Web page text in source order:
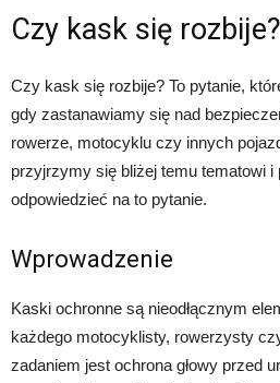
Czy kask się rozbije?
Czy kask się rozbije? To pytanie,
gdy zastanawiamy się nad
rowerze, motocyklu czy innych
przyjrzymy się bliżej temu tematowi i
odpowiedzieć na to pytanie.
Wprowadzenie
Kaski ochronne są nieodłącznym
każdego motocyklisty, rowerzysty
zadaniem jest ochrona głowy przed